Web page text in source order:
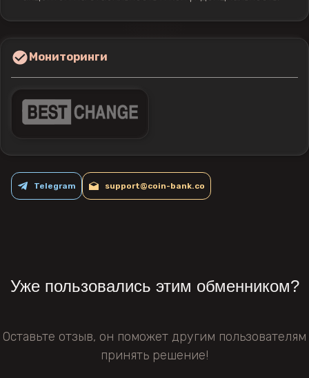
Мониторинги
Telegram support@coin-bank.co
Уже пользовались этим обменником?
Оставьте отзыв, он поможет другим пользователям
принять решение!